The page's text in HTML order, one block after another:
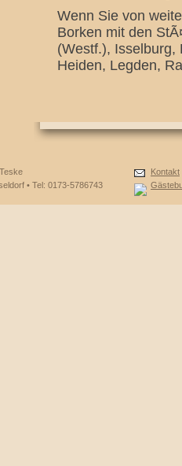
Wenn Sie von
Borken mit den
(Westf.), Isselburg,
Heiden, Legden,
• Tel: 0173-5786743
Kontakt